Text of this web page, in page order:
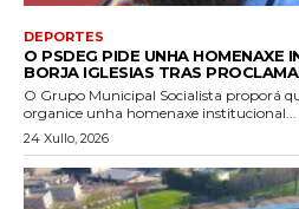
DEPORTES
O PSDEG PIDE UNHA HOMENAXE
BORJA IGLESIAS TRAS
O Grupo Municipal Socialista proporá
organice unha homenaxe institucional...
24 Xullo, 2026